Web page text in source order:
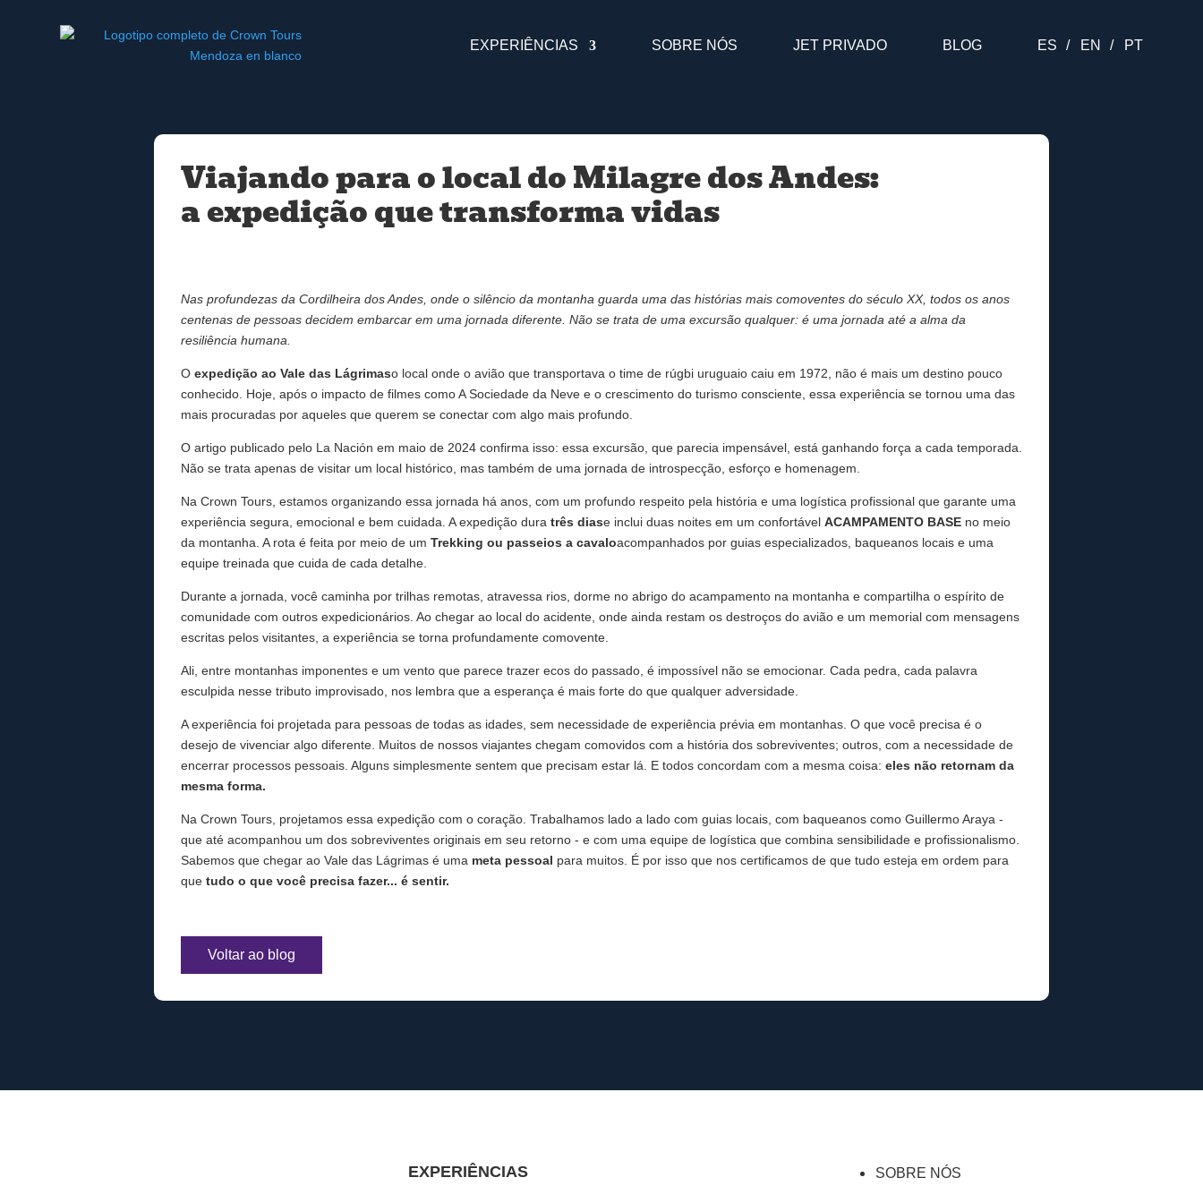
EXPERIÊNCIAS SOBRE NÓS JET PRIVADO BLOG ES EN PT
Viajando para o local do Milagre dos Andes:
a expedição que transforma vidas
Nas profundezas da Cordilheira dos Andes, onde o silêncio da montanha guarda uma das histórias mais comoventes do século XX, todos os anos
centenas de pessoas decidem embarcar em uma jornada diferente. Não se trata de uma excursão qualquer: é uma jornada até a alma da
resiliência humana.
O expedição ao Vale das Lágrimaso local onde o avião que transportava o time de rúgbi uruguaio caiu em 1972, não é mais um destino pouco
conhecido. Hoje, após o impacto de filmes como A Sociedade da Neve e o crescimento do turismo consciente, essa experiência se tornou uma das
mais procuradas por aqueles que querem se conectar com algo mais profundo.
O artigo publicado pelo La Nación em maio de 2024 confirma isso: essa excursão, que parecia impensável, está ganhando força a cada temporada.
Não se trata apenas de visitar um local histórico, mas também de uma jornada de introspecção, esforço e homenagem.
Na Crown Tours, estamos organizando essa jornada há anos, com um profundo respeito pela história e uma logística profissional que garante uma
experiência segura, emocional e bem cuidada. A expedição dura três diase inclui duas noites em um confortável ACAMPAMENTO BASE no meio
da montanha. A rota é feita por meio de um Trekking ou passeios a cavaloacompanhados por guias especializados, baqueanos locais e uma
equipe treinada que cuida de cada detalhe.
Durante a jornada, você caminha por trilhas remotas, atravessa rios, dorme no abrigo do acampamento na montanha e compartilha o espírito de
comunidade com outros expedicionários. Ao chegar ao local do acidente, onde ainda restam os destroços do avião e um memorial com mensagens
escritas pelos visitantes, a experiência se torna profundamente comovente.
Ali, entre montanhas imponentes e um vento que parece trazer ecos do passado, é impossível não se emocionar. Cada pedra, cada palavra
esculpida nesse tributo improvisado, nos lembra que a esperança é mais forte do que qualquer adversidade.
A experiência foi projetada para pessoas de todas as idades, sem necessidade de experiência prévia em montanhas. O que você precisa é o
desejo de vivenciar algo diferente. Muitos de nossos viajantes chegam comovidos com a história dos sobreviventes; outros, com a necessidade de
encerrar processos pessoais. Alguns simplesmente sentem que precisam estar lá. E todos concordam com a mesma coisa: eles não retornam da
mesma forma.
Na Crown Tours, projetamos essa expedição com o coração. Trabalhamos lado a lado com guias locais, com baqueanos como Guillermo Araya -
que até acompanhou um dos sobreviventes originais em seu retorno - e com uma equipe de logística que combina sensibilidade e profissionalismo.
Sabemos que chegar ao Vale das Lágrimas é uma meta pessoal para muitos. É por isso que nos certificamos de que tudo esteja em ordem para
que tudo o que você precisa fazer... é sentir.
Voltar ao blog
EXPERIÊNCIAS SOBRE NÓS